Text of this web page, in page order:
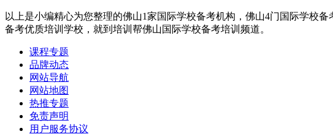
以上是小编精心为您整理的佛山1家国际学校备考机构，佛山4门国际学校
备考优质培训学校，就到培训帮佛山国际学校备考培训频道。
课程专题
品牌动态
网站导航
网站地图
热推专题
免责声明
用户服务协议